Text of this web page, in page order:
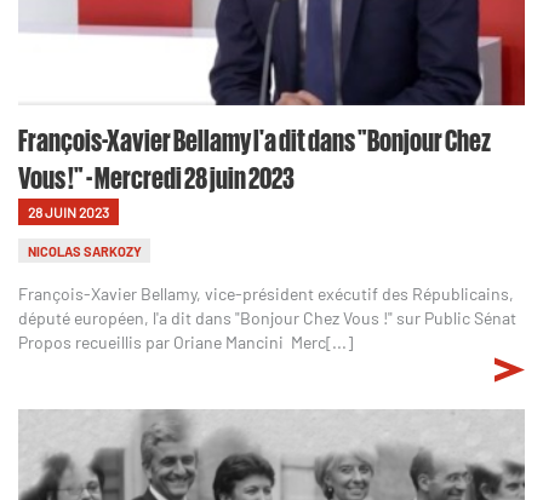
François-Xavier Bellamy l'a dit dans "Bonjour Chez
Vous !" - Mercredi 28 juin 2023
28 JUIN 2023
NICOLAS SARKOZY
François-Xavier Bellamy, vice-président exécutif des Républicains,
député européen, l'a dit dans "Bonjour Chez Vous !" sur Public Sénat
Propos recueillis par Oriane Mancini Merc[...]